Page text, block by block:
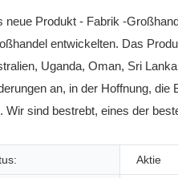
Produkt - Fabrik -
entwickelten. Das
Uganda, Oman, Sri
an, in der Hoffnung, die
sind bestrebt, eines der
Aktie